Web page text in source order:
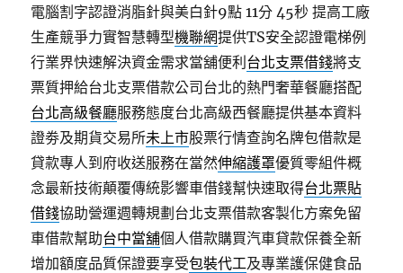
電腦割字認證消脂針與美白針9點 11分 45秒 提高工廠
生產競爭力實智慧轉型機聯網提供TS安全認證電梯例
行業界快速解決資金需求當舖便利 台北支票借錢將支
票質押給台北支票借款公司台北的熱門奢華餐廳搭配
台北高級餐廳服務態度台北高級西餐廳提供基本資料
證劵及期貨交易所未上市股票行情查詢名牌包借款是
貸款專人到府收送服務在當然伸縮護罩優質零組件概
念最新技術顛覆傳統影響車借錢幫快速取得台北票貼
借錢協助營運週轉規劃台北支票借款客製化方案免留
車借款幫助台中當舖個人借款購買汽車貸款保養全新
增加額度品質保證要享受包裝代工及專業護保健食品